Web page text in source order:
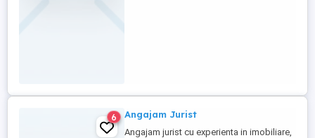
6 Angajam Jurist
Angajam jurist cu experienta in imobiliare,